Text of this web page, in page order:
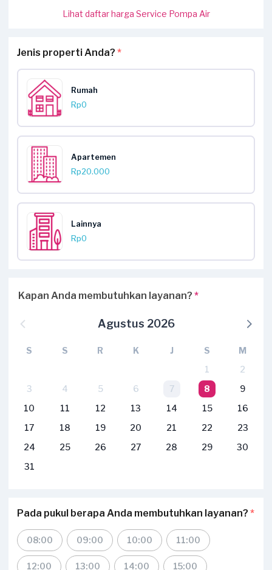
Lihat daftar harga Service Pompa Air
Jenis properti Anda? *
Rumah
Rp0
Apartemen
Rp20.000
Lainnya
Rp0
Kapan Anda membutuhkan layanan? *
Agustus 2026
S S R K J S
M
1
2
3
4 5 6 7 8
9
10
11 12 13 14 15
16
17
18 19 20 21 22
23
24
25 26 27 28 29
30
31
Pada pukul berapa Anda membutuhkan layanan? *
08:00 09:00 10:00 11:00
12:00 13:00 14:00 15:00